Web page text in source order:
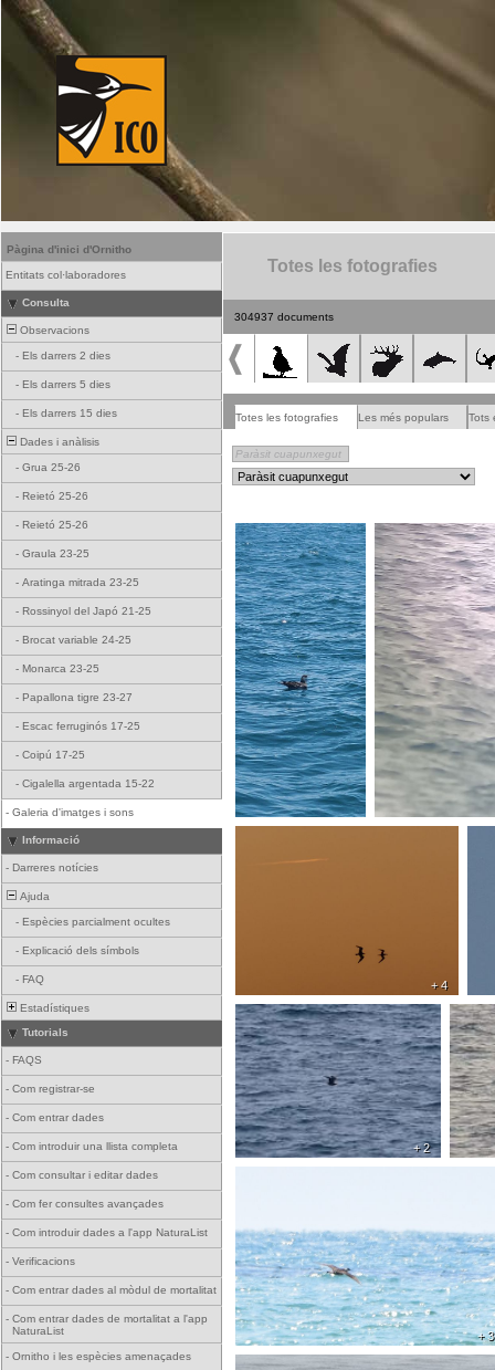
Pàgina d'inici d'Ornitho
Entitats col·laboradores
Consulta
Observacions
- Els darrers 2 dies
- Els darrers 5 dies
- Els darrers 15 dies
Dades i anàlisis
- Grua 25-26
- Reietó 25-26
- Reietó 25-26
- Graula 23-25
- Aratinga mitrada 23-25
- Rossinyol del Japó 21-25
- Brocat variable 24-25
- Monarca 23-25
- Papallona tigre 23-27
- Escac ferruginós 17-25
- Coipú 17-25
- Cigalella argentada 15-22
- Galeria d'imatges i sons
Informació
- Darreres notícies
Ajuda
- Espècies parcialment ocultes
- Explicació dels símbols
- FAQ
Estadístiques
Tutorials
- FAQS
- Com registrar-se
- Com entrar dades
- Com introduir una llista completa
- Com consultar i editar dades
- Com fer consultes avançades
- Com introduir dades a l'app NaturaList
- Verificacions
- Com entrar dades al mòdul de mortalitat
- Com entrar dades de mortalitat a l'app
NaturaList
- Ornitho i les espècies amenaçades
Totes les fotografies
304937 documents
Totes les fotografies Les més populars Tots
+ 4
+ 2
+ 3